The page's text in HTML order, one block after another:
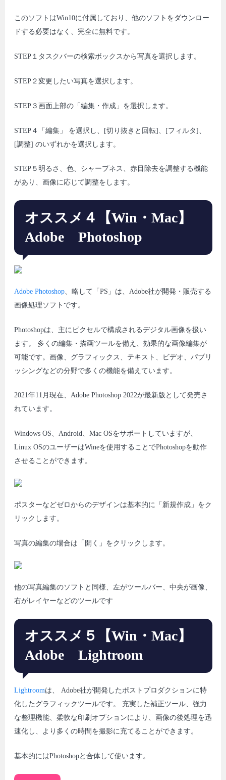
このソフトはWin10に付属しており、他のソフトをダウンロー
ドする必要はなく、完全に無料です。
STEP１タスクバーの検索ボックスから写真を選択します。
STEP２変更したい写真を選択します。
STEP３画面上部の「編集・作成」を選択します。
STEP４「編集」 を選択し、[切り抜きと回転]、[フィルタ]、
[調整] のいずれかを選択します。
STEP５明るさ、色、シャープネス、赤目除去を調整する機能
があり、画像に応じて調整をします。
オススメ４【Win・Mac】
Adobe Photoshop
Adobe Photoshop、略して「PS」は、Adobe社が開発・販売する
画像処理ソフトです。
Photoshopは、主にピクセルで構成されるデジタル画像を扱い
ます。 多くの編集・描画ツールを備え、効果的な画像編集が
可能です。画像、グラフィックス、テキスト、ビデオ、パブリ
ッシングなどの分野で多くの機能を備えています。
2021年11月現在、Adobe Photoshop 2022が最新版として発売さ
れています。
Windows OS、Android、Mac OSをサポートしていますが、
Linux OSのユーザーはWineを使用することでPhotoshopを動作
させることができます。
ポスターなどゼロからのデザインは基本的に「新規作成」をク
リックします。
写真の編集の場合は「開く」をクリックします。
他の写真編集のソフトと同様、左がツールバー、中央が画像、
右がレイヤーなどのツールです
オススメ５【Win・Mac】
Adobe Lightroom
Lightroomは、 Adobe社が開発したポストプロダクションに特
化したグラフィックツールです。 充実した補正ツール、強力
な整理機能、柔軟な印刷オプションにより、画像の後処理を迅
速化し、より多くの時間を撮影に充てることができます。
基本的にはPhotoshopと合体して使います。